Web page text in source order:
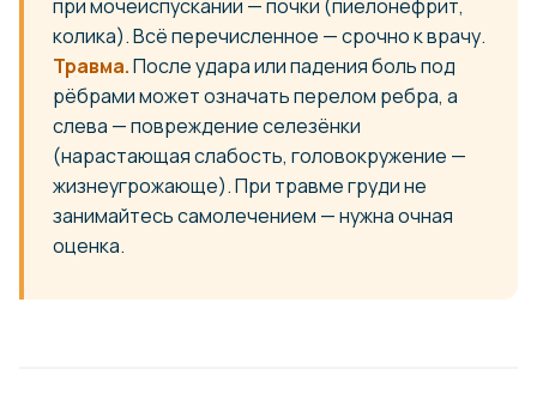
при мочеиспускании — почки (пиелонефрит,
колика). Всё перечисленное — срочно к врачу.
Травма.После удара или падения боль под
рёбрами может означать перелом ребра, а
слева — повреждение селезёнки
(нарастающая слабость, головокружение —
жизнеугрожающе). При травме груди не
занимайтесь самолечением — нужна очная
оценка.